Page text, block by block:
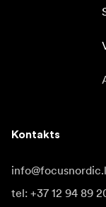
Kontakts
tel: +37 12 94 89